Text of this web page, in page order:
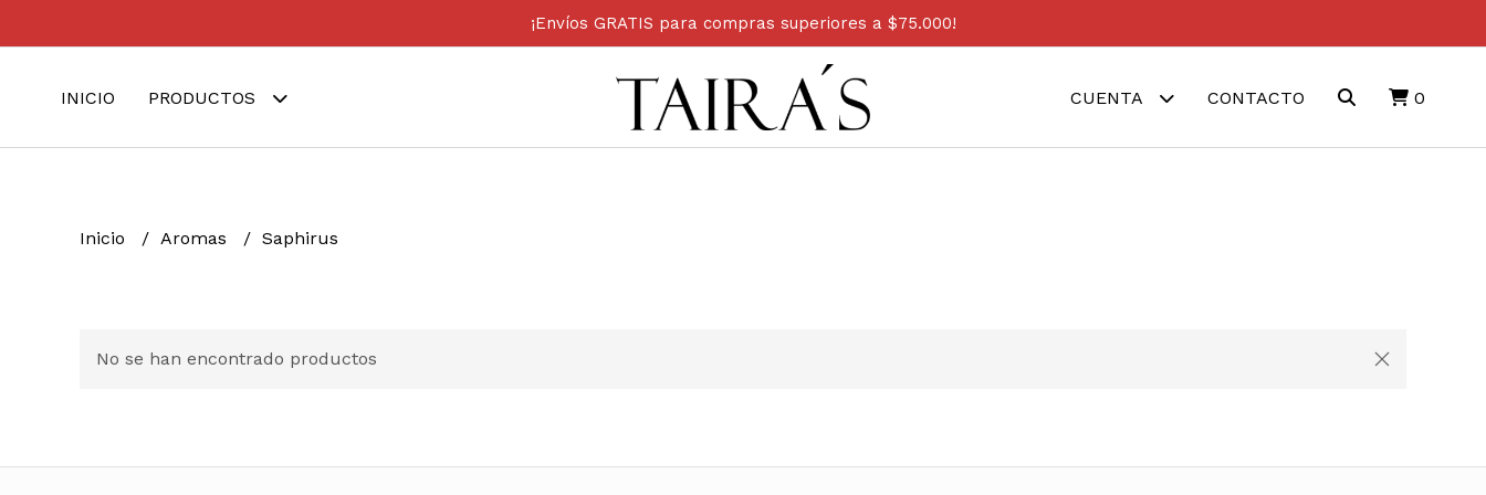
¡Envíos GRATIS para compras superiores a $75.000!
INICIO PRODUCTOS CUENTA CONTACTO 0
Inicio Aromas Saphirus
No se han encontrado productos